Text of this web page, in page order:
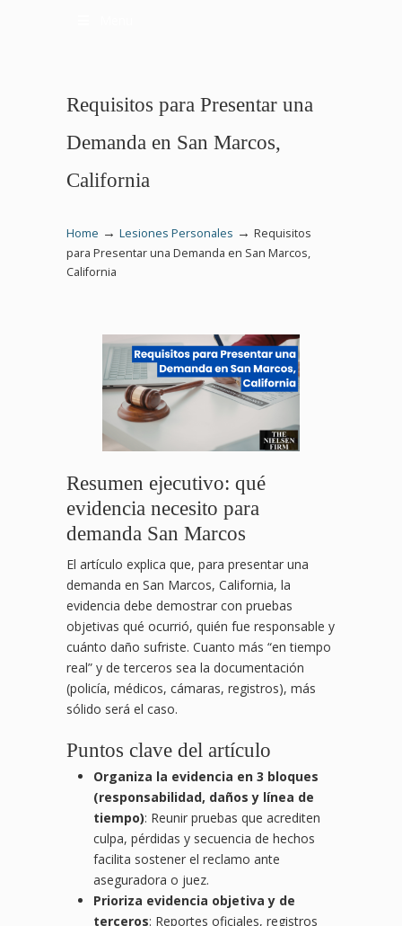
Requisitos para Presentar una
Demanda en San Marcos,
California
Home → Lesiones Personales → Requisitos
para Presentar una Demanda en San Marcos,
California
Resumen ejecutivo: qué
evidencia necesito para
demanda San Marcos
El artículo explica que, para presentar una
demanda en San Marcos, California, la
evidencia debe demostrar con pruebas
objetivas qué ocurrió, quién fue responsable y
cuánto daño sufriste. Cuanto más “en tiempo
real” y de terceros sea la documentación
(policía, médicos, cámaras, registros), más
sólido será el caso.
Puntos clave del artículo
Organiza la evidencia en 3 bloques
(responsabilidad, daños y línea de
tiempo): Reunir pruebas que acrediten
culpa, pérdidas y secuencia de hechos
facilita sostener el reclamo ante
aseguradora o juez.
Prioriza evidencia objetiva y de
terceros: Reportes oficiales, registros